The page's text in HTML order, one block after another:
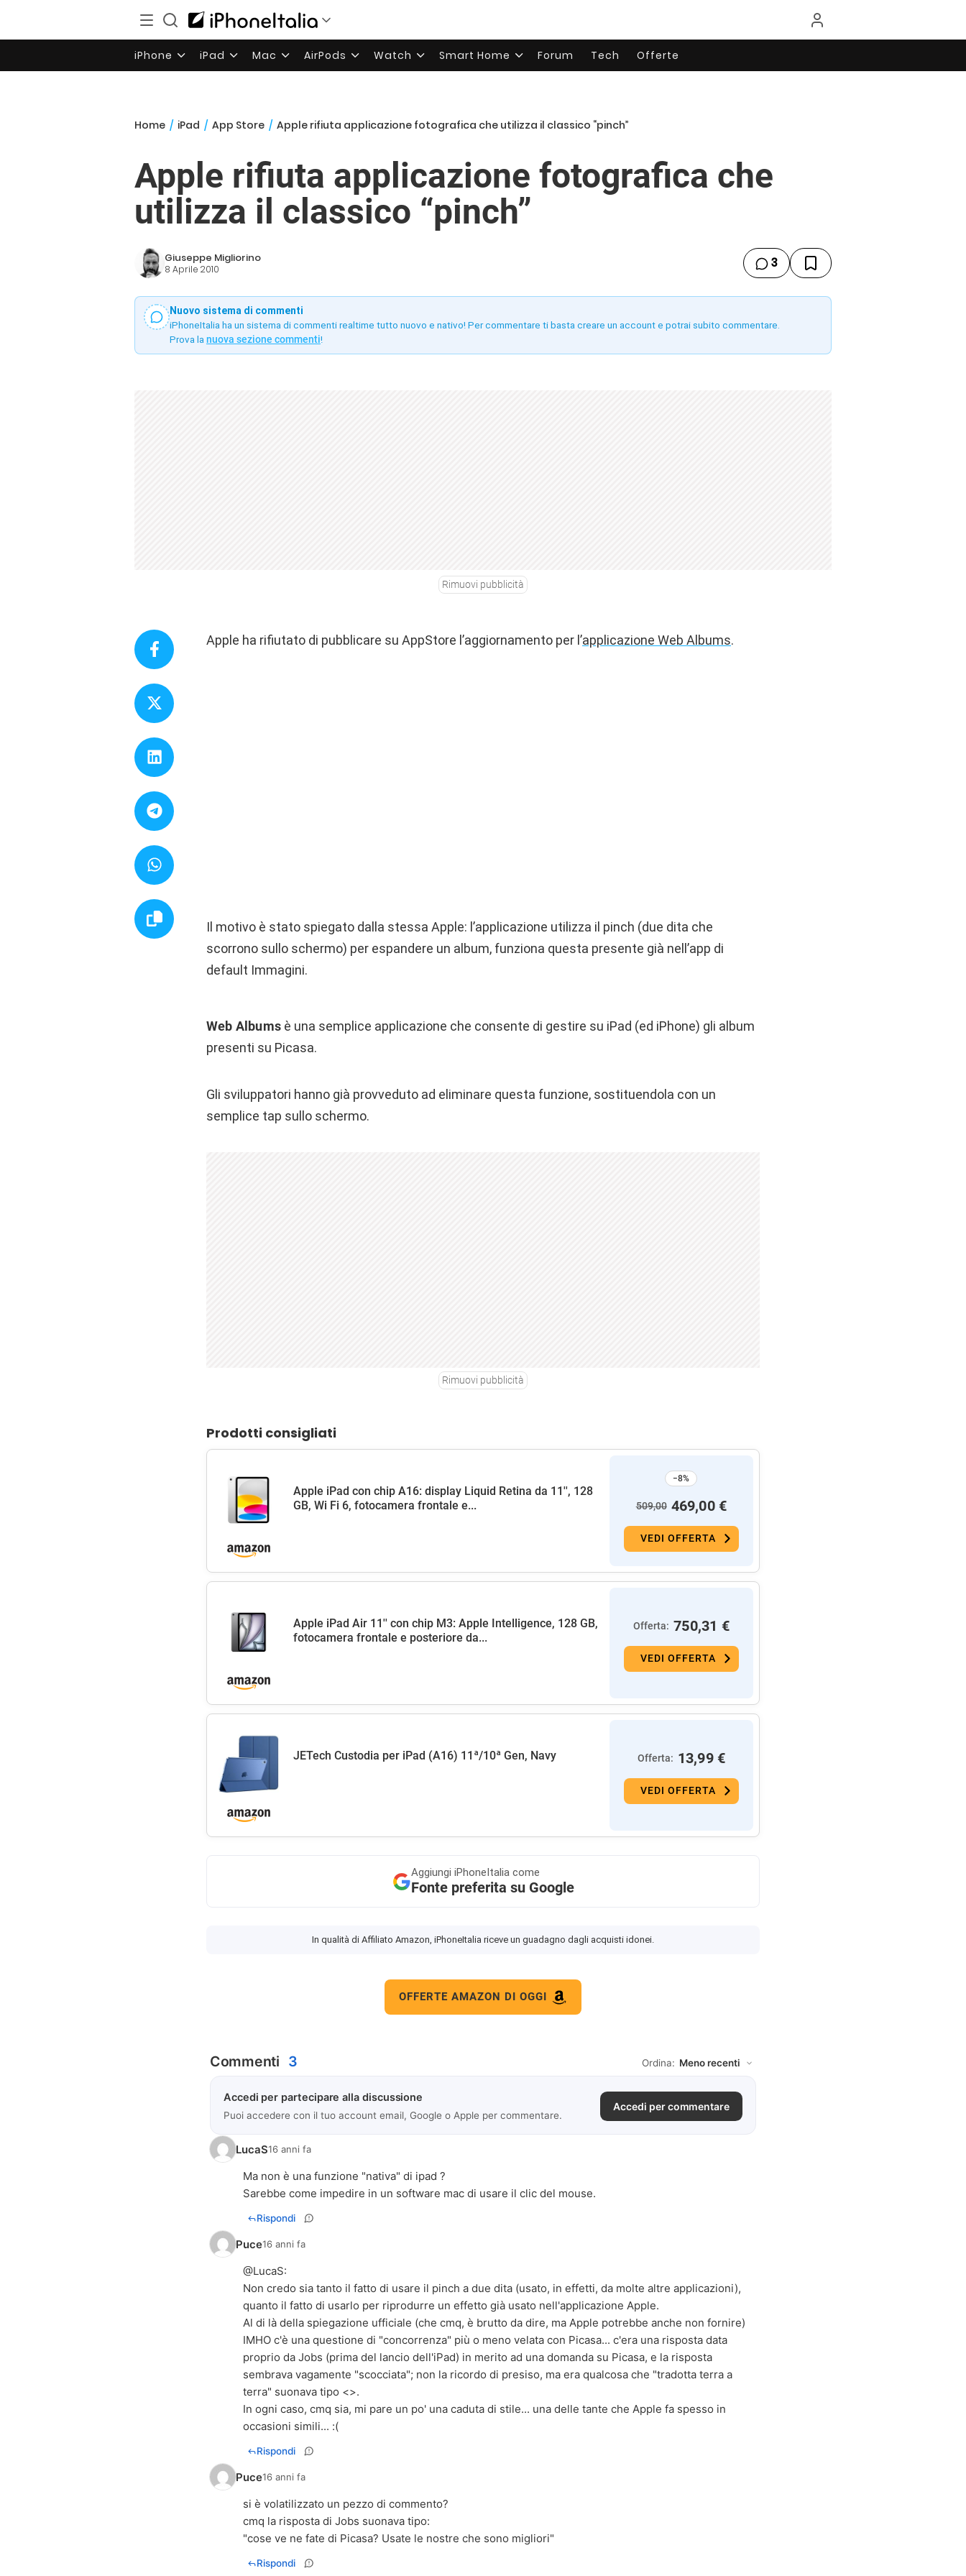
iPhone iPad Mac AirPods Watch Smart Home Forum Tech Offerte
Home / iPad / App Store / Apple rifiuta applicazione fotografica che utilizza il classico “pinch”
Apple rifiuta applicazione fotografica che
utilizza il classico “pinch”
Giuseppe Migliorino
8 Aprile 2010 3
Nuovo sistema di commenti
iPhoneItalia ha un sistema di commenti realtime tutto nuovo e nativo! Per commentare ti basta creare un account e potrai subito commentare.
Prova la nuova sezione commenti!
Rimuovi pubblicità
Apple ha rifiutato di pubblicare su AppStore l’aggiornamento per l’applicazione Web Albums.
Il motivo è stato spiegato dalla stessa Apple: l’applicazione utilizza il pinch (due dita che
scorrono sullo schermo) per espandere un album, funziona questa presente già nell’app di
default Immagini.
Web Albums è una semplice applicazione che consente di gestire su iPad (ed iPhone) gli album
presenti su Picasa.
Gli sviluppatori hanno già provveduto ad eliminare questa funzione, sostituendola con un
semplice tap sullo schermo.
Rimuovi pubblicità
Prodotti consigliati
Apple iPad con chip A16: display Liquid Retina da 11'', 128
GB, Wi Fi 6, fotocamera frontale e...
−8%
509,00 469,00 €
VEDI OFFERTA
Apple iPad Air 11'' con chip M3: Apple Intelligence, 128 GB,
fotocamera frontale e posteriore da...
Offerta: 750,31 €
VEDI OFFERTA
JETech Custodia per iPad (A16) 11ª/10ª Gen, Navy Offerta: 13,99 €
VEDI OFFERTA
Aggiungi iPhoneItalia come
Fonte preferita su Google
In qualità di Affiliato Amazon, iPhoneItalia riceve un guadagno dagli acquisti idonei.
OFFERTE AMAZON DI OGGI
Commenti 3 Ordina:
Accedi per partecipare alla discussione
Puoi accedere con il tuo account email, Google o Apple per commentare.
Accedi per commentare
LucaS16 anni fa
Ma non è una funzione "nativa" di ipad ?
Sarebbe come impedire in un software mac di usare il clic del mouse.
Rispondi
Puce16 anni fa
@LucaS:
Non credo sia tanto il fatto di usare il pinch a due dita (usato, in effetti, da molte altre applicazioni),
quanto il fatto di usarlo per riprodurre un effetto già usato nell'applicazione Apple.
Al di là della spiegazione ufficiale (che cmq, è brutto da dire, ma Apple potrebbe anche non fornire)
IMHO c'è una questione di "concorrenza" più o meno velata con Picasa... c'era una risposta data
proprio da Jobs (prima del lancio dell'iPad) in merito ad una domanda su Picasa, e la risposta
sembrava vagamente "scocciata"; non la ricordo di presiso, ma era qualcosa che "tradotta terra a
terra" suonava tipo <>.
In ogni caso, cmq sia, mi pare un po' una caduta di stile... una delle tante che Apple fa spesso in
occasioni simili... :(
Rispondi
Puce16 anni fa
si è volatilizzato un pezzo di commento?
cmq la risposta di Jobs suonava tipo:
"cose ve ne fate di Picasa? Usate le nostre che sono migliori"
Rispondi